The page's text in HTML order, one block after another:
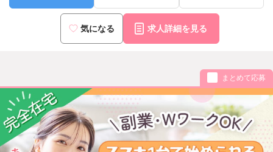
気になる 求人詳細を見る
まとめて応募